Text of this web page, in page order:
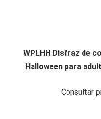
WPLHH Disfraz de
Halloween para
Consultar